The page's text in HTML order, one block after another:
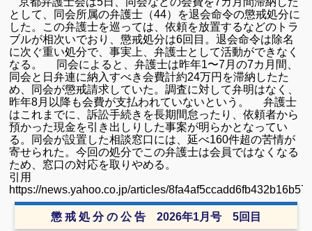
として、同会所属の弁護士（44）を退会命令の懲戒処分に
した。この弁護士を巡っては、依頼を放置するなどのトラ
ブルが相次いでおり、懲戒処分は6回目。退会命令は除名
に次ぐ重い処分で、事実上、弁護士として活動ができなく
なる。 同会によると、弁護士は昨年1〜7月の7カ月間、
同会と日弁連に納入すべき会費計約24万円を滞納したた
め、同会が懲戒請求していた。調査に対して弁明はなく、
昨年8月以降も会費が支払われていないという。 弁護士
はこれまでに、訴訟手続きを長期間怠ったり、依頼者から
預かった現金を引き出しりした事案が明らかとなってい
る。同会が設置した相談窓口には、延べ160件超の苦情が
寄せられた。今回の処分でこの弁護士は会員ではなくなる
ため、窓口の対応を取りやめる。
引用
https://news.yahoo.co.jp/articles/
懲 戒 処 分 の 公 告 2026年1月号 5回目